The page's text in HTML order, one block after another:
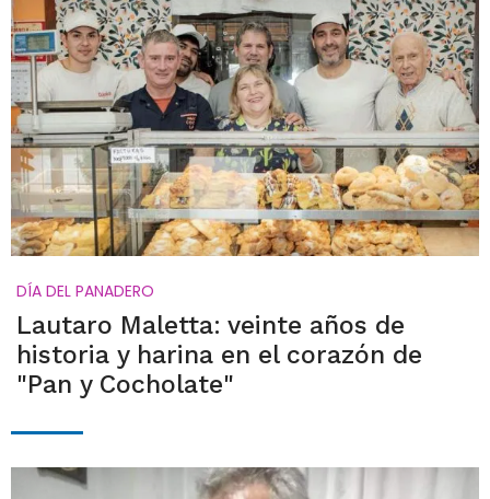
DÍA DEL PANADERO
Lautaro Maletta: veinte años de
historia y harina en el corazón de
"Pan y Cocholate"